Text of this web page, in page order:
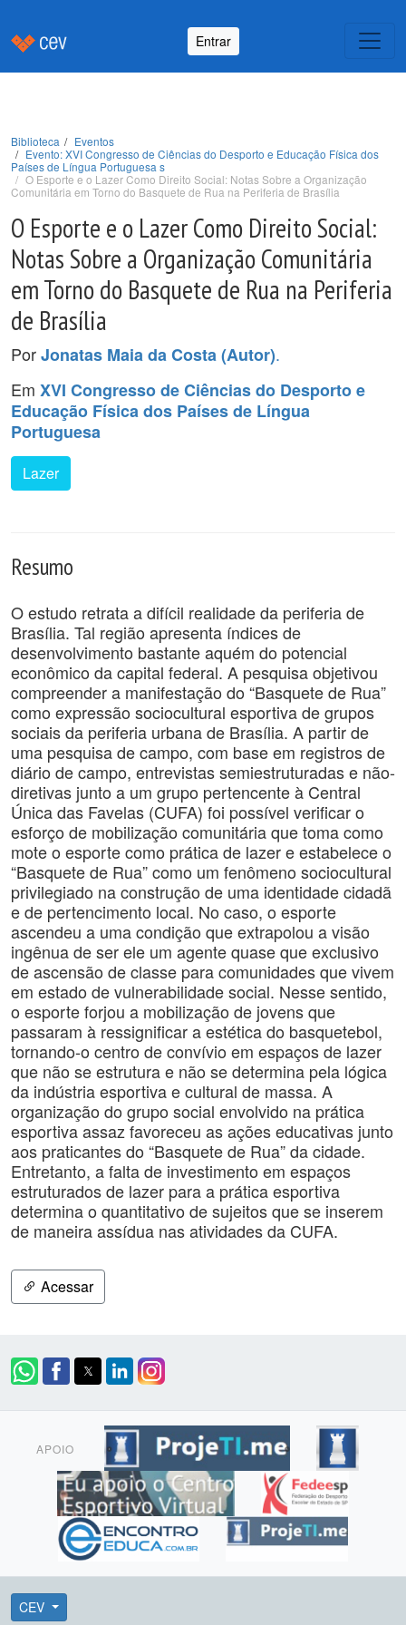
Entrar
Biblioteca
Eventos
Evento: XVI Congresso de Ciências do Desporto e Educação Física dos
Países de Língua Portuguesa s
O Esporte e o Lazer Como Direito Social: Notas Sobre a Organização
Comunitária em Torno do Basquete de Rua na Periferia de Brasília
O Esporte e o Lazer Como Direito Social:
Notas Sobre a Organização Comunitária
em Torno do Basquete de Rua na Periferia
de Brasília
PorJonatas Maia da Costa (Autor).
Em XVI Congresso de Ciências do Desporto e
Educação Física dos Países de Língua
Portuguesa
Lazer
Resumo
O estudo retrata a difícil realidade da periferia de
Brasília. Tal região apresenta índices de
desenvolvimento bastante aquém do potencial
econômico da capital federal. A pesquisa objetivou
compreender a manifestação do “Basquete de Rua”
como expressão sociocultural esportiva de grupos
sociais da periferia urbana de Brasília. A partir de
uma pesquisa de campo, com base em registros de
diário de campo, entrevistas semiestruturadas e não-
diretivas junto a um grupo pertencente à Central
Única das Favelas (CUFA) foi possível verificar o
esforço de mobilização comunitária que toma como
mote o esporte como prática de lazer e estabelece o
“Basquete de Rua” como um fenômeno sociocultural
privilegiado na construção de uma identidade cidadã
e de pertencimento local. No caso, o esporte
ascendeu a uma condição que extrapolou a visão
ingênua de ser ele um agente quase que exclusivo
de ascensão de classe para comunidades que vivem
em estado de vulnerabilidade social. Nesse sentido,
o esporte forjou a mobilização de jovens que
passaram à ressignificar a estética do basquetebol,
tornando-o centro de convívio em espaços de lazer
que não se estrutura e não se determina pela lógica
da indústria esportiva e cultural de massa. A
organização do grupo social envolvido na prática
esportiva assaz favoreceu as ações educativas junto
aos praticantes do “Basquete de Rua” da cidade.
Entretanto, a falta de investimento em espaços
estruturados de lazer para a prática esportiva
determina o quantitativo de sujeitos que se inserem
de maneira assídua nas atividades da CUFA.
Acessar
APOIO
CEV